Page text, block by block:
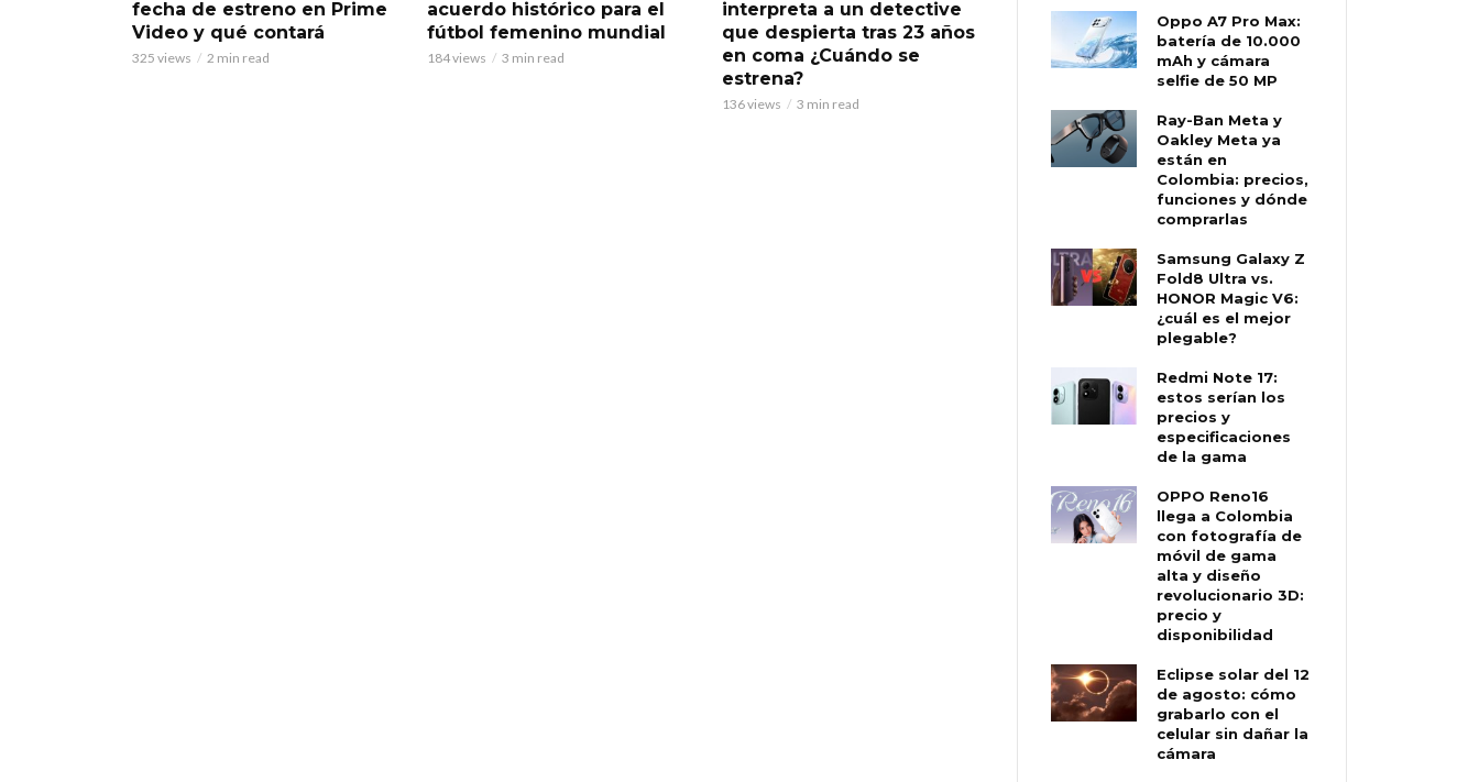
fecha de estreno en Prime
Video y qué contará
325 views 2 min read
acuerdo histórico para el
fútbol femenino mundial
184 views 3 min read
interpreta a un detective
que despierta tras 23 años
en coma ¿Cuándo se
estrena?
136 views 3 min read
Oppo A7 Pro Max:
batería de 10.000
mAh y cámara
selfie de 50 MP
Ray-Ban Meta y
Oakley Meta ya
están en
Colombia: precios,
funciones y dónde
comprarlas
Samsung Galaxy Z
Fold8 Ultra vs.
HONOR Magic V6:
¿cuál es el mejor
plegable?
Redmi Note 17:
estos serían los
precios y
especificaciones
de la gama
OPPO Reno16
llega a Colombia
con fotografía de
móvil de gama
alta y diseño
revolucionario 3D:
precio y
disponibilidad
Eclipse solar del 12
de agosto: cómo
grabarlo con el
celular sin dañar la
cámara